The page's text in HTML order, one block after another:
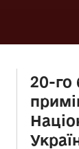
20-го